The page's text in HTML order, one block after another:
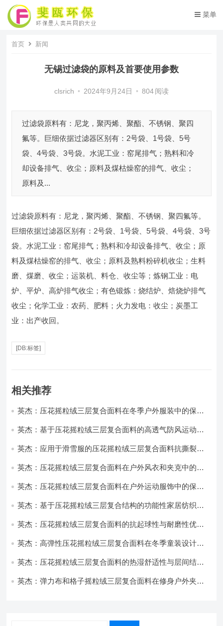
菜单
首页 新闻
无锡过滤袋的原料及首要使用参数
clsrich • 2024年9月24日 • 804 阅读
过滤袋原料有：尼龙，聚丙烯、聚酯、不锈钢、聚四
氟等。巨细依据过滤器区别有：2号袋、1号袋、5号
袋、4号袋、3号袋。水泥工业：窑尾排气；熟料和冷
却设备排气、收尘；原料及煤枯燥窑的排气、收尘；
原料及...
过滤袋原料有：尼龙，聚丙烯、聚酯、不锈钢、聚四氟等。
巨细依据过滤器区别有：2号袋、1号袋、5号袋、4号袋、3号
袋。水泥工业：窑尾排气；熟料和冷却设备排气、收尘；原
料及煤枯燥窑的排气、收尘；原料及熟料粉碎机收尘；生料
磨、煤磨、收尘；运装机、料仓、收尘等；炼钢工业：电
炉、平炉、高炉排气收尘；有色锻炼：烧结炉、焙烧炉排气
收尘；化学工业：农药、肥料；火力发电：收尘；炭墨工
业：出产收回。
[DB:标签]
相关推荐
英杰：压花摇粒绒三层复合面料在冬季户外服装中的保暖
英杰：基于压花摇粒绒三层复合面料的高透气防风运动服
英杰：应用于滑雪服的压花摇粒绒三层复合面料抗撕裂与
英杰：压花摇粒绒三层复合面料在户外风衣和夹克中的应
英杰：压花摇粒绒三层复合面料在户外运动服饰中的保暖
英杰：基于压花摇粒绒三层复合结构的功能性家居纺织品
英杰：压花摇粒绒三层复合面料的抗起球性与耐磨性优化
英杰：高弹性压花摇粒绒三层复合面料在冬季童装设计中
英杰：压花摇粒绒三层复合面料的热湿舒适性与层间结合
英杰：弹力布和格子摇粒绒三层复合面料在修身户外夹克